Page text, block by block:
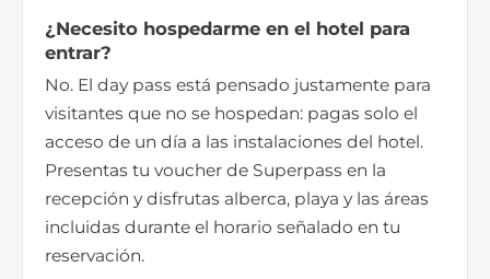
¿Necesito hospedarme en el hotel para
entrar?
No. El day pass está pensado justamente para
visitantes que no se hospedan: pagas solo el
acceso de un día a las instalaciones del hotel.
Presentas tu voucher de Superpass en la
recepción y disfrutas alberca, playa y las áreas
incluidas durante el horario señalado en tu
reservación.